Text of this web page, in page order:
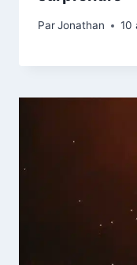
ParJonathan 10